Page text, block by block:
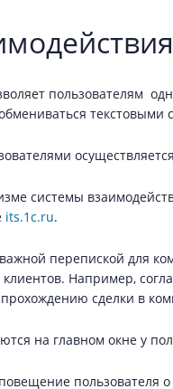
пользователям
системы
its.1c.ru.
перепиской для
Например,
сделки в
на главном окне у